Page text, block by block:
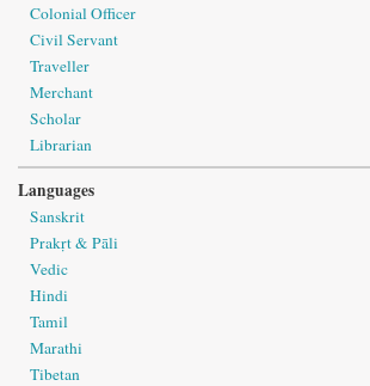
Colonial Officer
Civil Servant
Traveller
Merchant
Scholar
Librarian
Languages
Sanskrit
Prakṛt & Pāli
Vedic
Hindi
Tamil
Marathi
Tibetan